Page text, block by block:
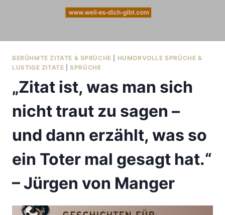
BERÜHMTE ZITATE & SPRÜCHE
HUMORVOLLE SPRÜCHE &
LUSTIGE ZITATE |SPRÜCHE
„Zitat ist, was man sich
nicht traut zu sagen –
und dann erzählt, was so
ein Toter mal gesagt hat.“
– Jürgen von Manger